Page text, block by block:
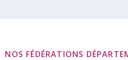
NOS FÉDÉRATIONS